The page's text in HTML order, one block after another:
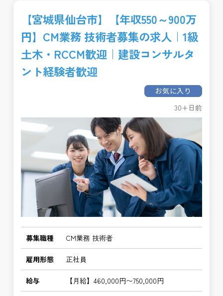
【宮城県仙台市】【年収550～900万
円】CM業務 技術者募集の求人｜1級
土木・RCCM歓迎｜建設コンサルタ
ント経験者歓迎
お気に入り
30+日前
募集職種 CM業務 技術者
雇用形態 正社員
給与 【月給】460,000円〜750,000円